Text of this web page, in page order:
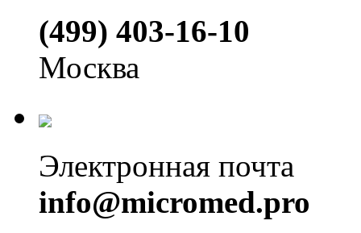
(499) 403-16-10
Москва
Электронная почта
info@micromed.pro